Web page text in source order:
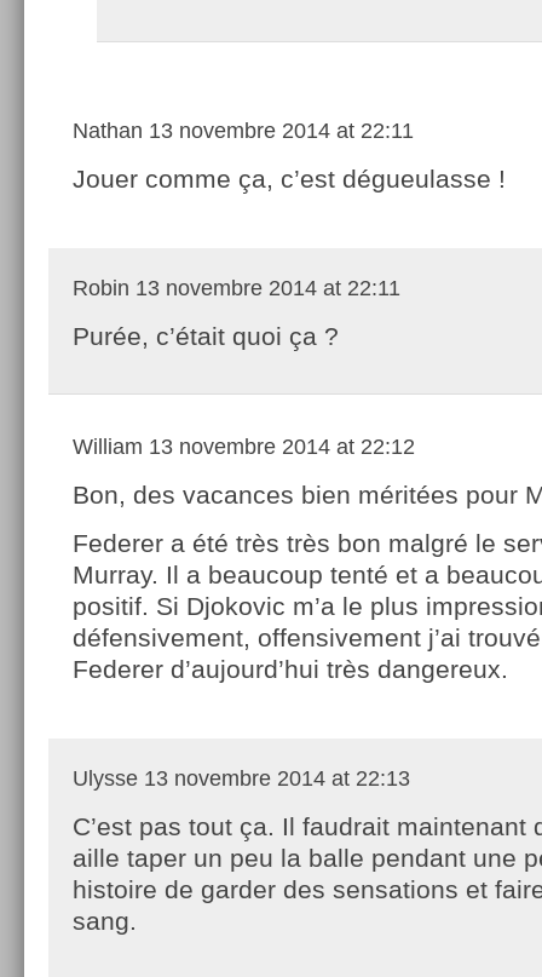
Nathan 13 novembre 2014 at 22:11
Jouer comme ça, c’est dégueulasse !
Robin 13 novembre 2014 at 22:11
Purée, c’était quoi ça ?
William 13 novembre 2014 at 22:12
Bon, des vacances bien méritées pour
Federer a été très très bon malgré le
Murray. Il a beaucoup tenté et a
positif. Si Djokovic m’a le plus
défensivement, offensivement j’ai
Federer d’aujourd’hui très dangereux.
Ulysse 13 novembre 2014 at 22:13
C’est pas tout ça. Il faudrait maintenant
aille taper un peu la balle pendant une
histoire de garder des sensations et
sang.